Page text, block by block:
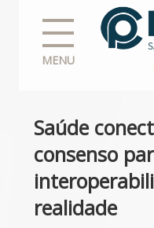
MENU
Saúde
consenso
realidade